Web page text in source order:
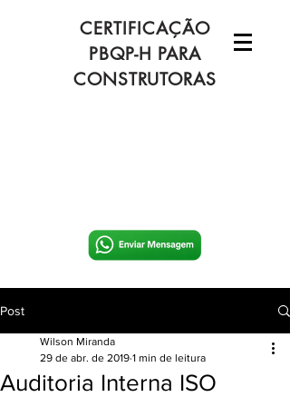
CERTIFICAÇÃO
PBQP-H PARA
CONSTRUTORAS
Post
Auditoria Interna ISO
Wilson Miranda
29 de abr. de 2019 1 min de leitura